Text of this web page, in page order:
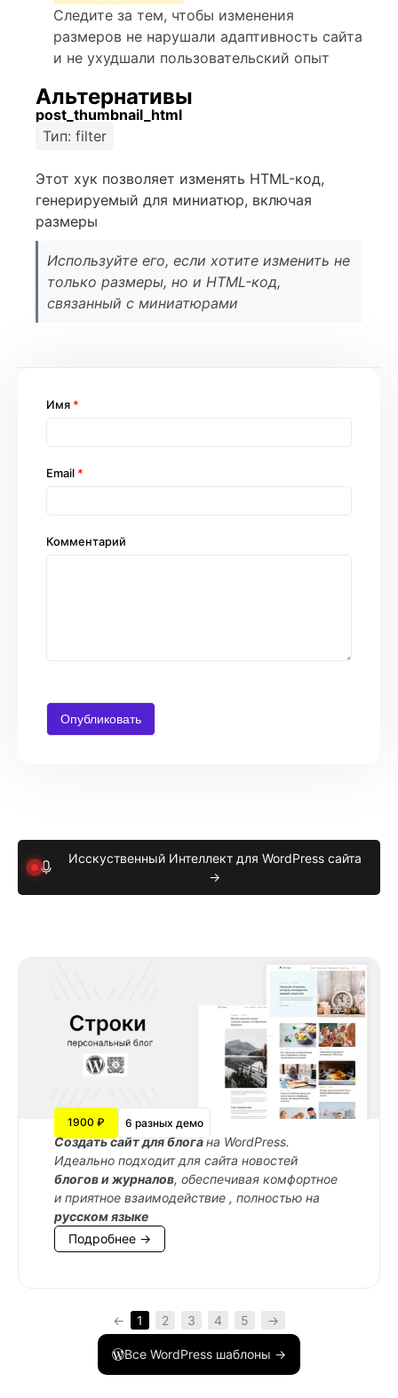
Следите за тем, чтобы изменения
размеров не нарушали адаптивность сайта
и не ухудшали пользовательский опыт
Альтернативы
post_thumbnail_html
Тип: filter
Этот хук позволяет изменять HTML-код,
генерируемый для миниатюр, включая
размеры
Используйте его, если хотите изменить не
только размеры, но и HTML-код,
связанный с миниатюрами
Комментарий
Имя *
Email *
Исскуственный Интеллект для WordPress сайта
→
1900 ₽ 6 разных демо
Cоздать сайт для блогана WordPress.
Идеально подходит для сайта новостей
блогов и журналов, обеспечивая комфортное
и приятное взаимодействие , полностью на
русском языке
Подробнее →
← 1 2 3 4 5 →
Все WordPress шаблоны →